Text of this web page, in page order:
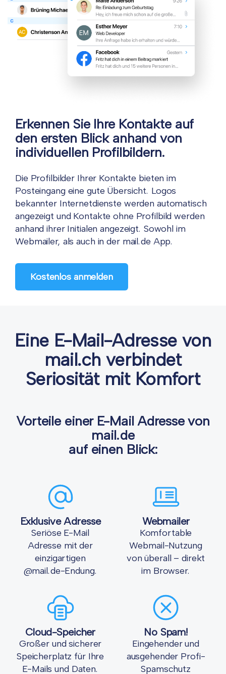
Erkennen Sie Ihre Kontakte auf
den ersten Blick anhand von
individuellen Profilbildern.
Die Profilbilder Ihrer Kontakte bieten im
Posteingang eine gute Übersicht. Logos
bekannter Internetdienste werden automatisch
angezeigt und Kontakte ohne Profilbild werden
anhand ihrer Initialen angezeigt. Sowohl im
Webmailer, als auch in der mail.de App.
Kostenlos anmelden
Eine E-Mail-Adresse von
mail.ch verbindet
Seriosität mit Komfort
Vorteile einer E-Mail Adresse von
mail.de
auf einen Blick:
Exklusive Adresse
Seriöse E-Mail
Adresse mit der
einzigartigen
@mail.de-Endung.
Webmailer
Komfortable
Webmail-Nutzung
von überall – direkt
im Browser.
Cloud-Speicher
Großer und sicherer
Speicherplatz für Ihre
E-Mails und Daten.
No Spam!
Eingehender und
ausgehender Profi-
Spamschutz